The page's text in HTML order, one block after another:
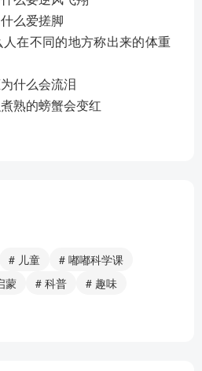
么爱搓脚
在不同的地方称出来的体重
什么会流泪
熟的螃蟹会变红
以灭火吗
# 儿童
# 嘟嘟科学课
蒙 # 科普
# 趣味